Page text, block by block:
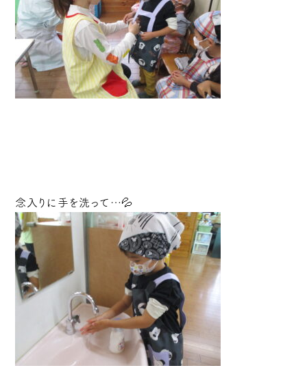
念入りに手を洗って…💦